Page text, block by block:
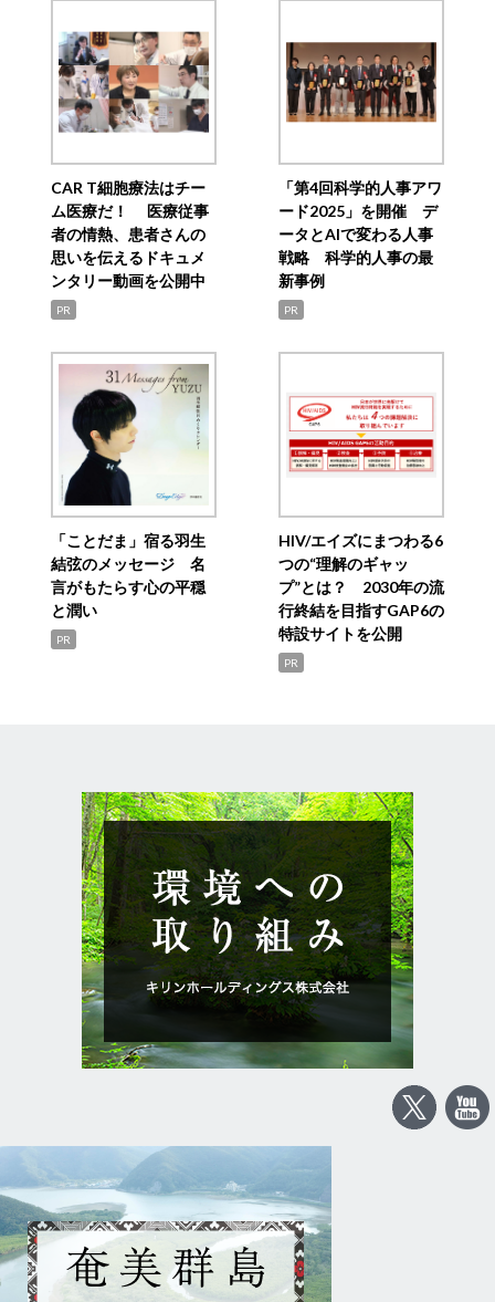
CAR T細胞療法はチー
ム医療だ！ 医療従事
者の情熱、患者さんの
思いを伝えるドキュメ
ンタリー動画を公開中
PR
「第4回科学的人事アワ
ード2025」を開催 デ
ータとAIで変わる人事
戦略 科学的人事の最
新事例
PR
「ことだま」宿る羽生
結弦のメッセージ 名
言がもたらす心の平穏
と潤い
PR
HIV/エイズにまつわる6
つの“理解のギャッ
プ”とは？ 2030年の流
行終結を目指すGAP6の
特設サイトを公開
PR